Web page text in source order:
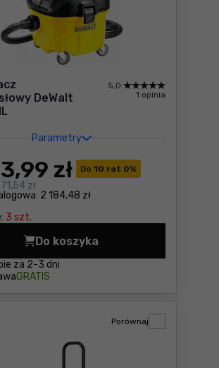
DeWalt
Parametry
5,0
1 opinia
Do 10 rat 0%
2 184,48 zł
,99 zł
zł
3 szt.
za 2-3 dni
GRATIS
Do koszyka
Odkurzacz przemysłowy
Porównaj